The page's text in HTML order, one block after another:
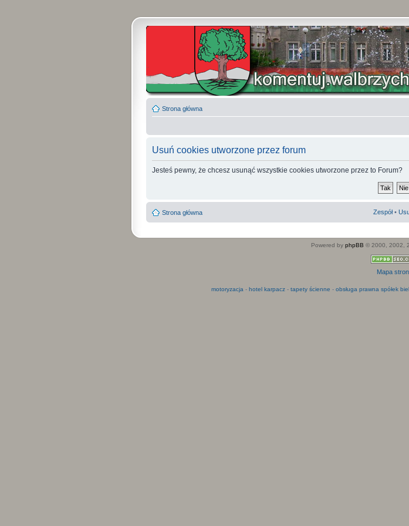
Strona główna
Usuń cookies utworzone przez forum
Jesteś pewny, że chcesz usunąć wszystkie cookies utworzone przez to Forum?
Strona główna Zespół•
Powered by phpBB © 2000, 2002,
Mapa
motoryzacja - hotel karpacz- tapety ścienne - obsługa prawna spółek